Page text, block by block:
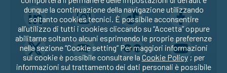
dunque la continuazione della navigazione utilizzando
soltanto cookies tecnici. È possibile acconsentire
all’utilizzo di tutti i cookies cliccando su “Accetta” oppure
abilitarne soltanto alcuni esprimendo le proprie preferenze
nella sezione “Cookie setting” Per maggiori informazioni
sui cookie è possibile consultare la Cookie Policy; per
informazioni sul trattamento dei dati personali è possibile